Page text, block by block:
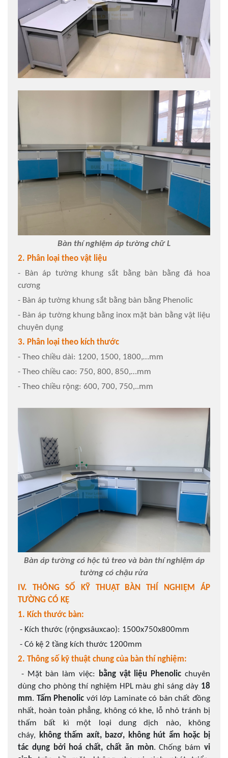
Bàn thí nghiệm áp tường chữ L
2. Phân loại theo vật liệu
- Bàn áp tường khung sắt bằng bàn bằng đá hoa
cương
- Bàn áp tường khung sắt bằng bàn bằng Phenolic
- Bàn áp tường khung bằng inox mặt bàn bằng vật liệu
chuyên dụng
3. Phân loại theo kích thước
- Theo chiều dài: 1200, 1500, 1800,…mm
- Theo chiều cao: 750, 800, 850,…mm
- Theo chiều rộng: 600, 700, 750,..mm
Bàn áp tường có hộc tủ treo và bàn thí nghiệm áp
tường có chậu rửa
IV. THÔNG SỐ KỸ THUẬT BÀN THÍ NGHIỆM ÁP
TƯỜNG CÓ KỆ
1. Kích thước bàn:
- Kích thước (rộngxsâuxcao): 1500x750x800mm
- Có kệ 2 tầng kích thước 1200mm
2. Thông số kỹ thuật chung của bàn thí nghiệm:
- Mặt bàn làm việc: bằng vật liệu Phenolic chuyên
dùng cho phòng thí nghiệm HPL màu ghi sáng dày 18
mm. Tấm Phenolic với lớp Laminate có bản chất đồng
nhất, hoàn toàn phẳng, không có khe, lỗ nhỏ tránh bị
thấm bất kì một loại dung dịch nào, không
cháy,
không thấm axít, bazơ, không hút ẩm hoặc bị
tác dụng bởi hoá chất, chất ăn mòn. Chống bámvi